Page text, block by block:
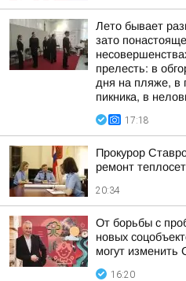
Лето бывает
зато
прелесть: в
дня на пляже, в
пикника, в
17:18
Прокурор
ремонт
20:34
От борьбы с
новых
могут изменить
16:20